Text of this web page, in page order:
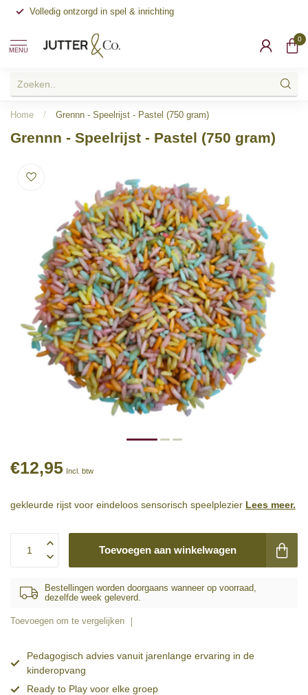
Pedagogisch advies vanuit jarenlange ervaring in de kinderopvang
MENU
0
Home / Grennn - Speelrijst - Pastel (750 gram)
Grennn - Speelrijst - Pastel (750 gram)
€12,95 Incl. btw
gekleurde rijst voor eindeloos sensorisch speelplezier Lees meer.
Toevoegen aan winkelwagen
Bestellingen worden doorgaans wanneer op voorraad,
dezelfde week geleverd.
Toevoegen om te vergelijken
Pedagogisch advies vanuit jarenlange ervaring in de
kinderopvang
Ready to Play voor elke groep